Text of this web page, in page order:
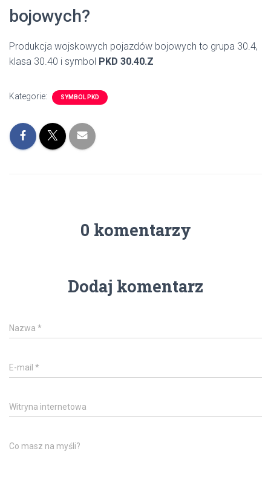
bojowych?
Produkcja wojskowych pojazdów bojowych to grupa 30.4,
klasa 30.40 i symbol PKD 30.40.Z
Kategorie: SYMBOL PKD
0 komentarzy
Dodaj komentarz
Nazwa *
E-mail *
Witryna internetowa
Co masz na myśli?